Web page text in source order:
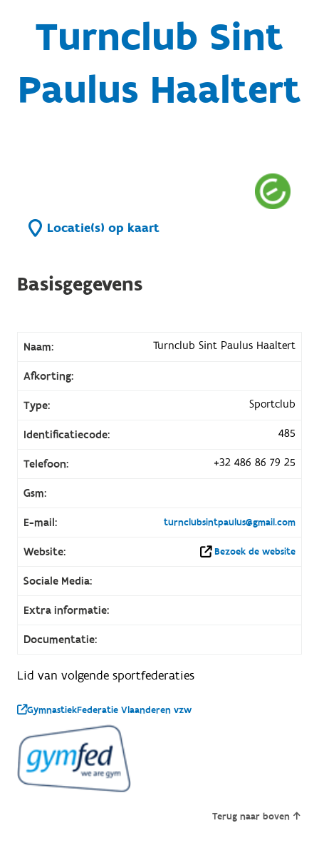
Turnclub Sint
Paulus Haaltert
Locatie(s) op kaart
Basisgegevens
Naam: Turnclub Sint Paulus Haaltert
Afkorting:
Type: Sportclub
Identificatiecode: 485
Telefoon: +32 486 86 79 25
Gsm:
E-mail: turnclubsintpaulus@gmail.com
Website: Bezoek de website
Sociale Media:
Extra informatie:
Documentatie:
Lid van volgende sportfederaties
GymnastiekFederatie Vlaanderen vzw
Terug naar boven